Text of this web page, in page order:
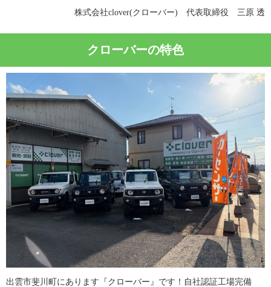
株式会社clover(クローバー) 代表取締役 三原 透
クローバーの特色
出雲市斐川町にあります『クローバー』です！自社認証工場完備